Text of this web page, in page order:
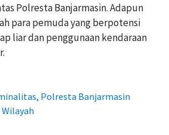
Polresta Banjarmasin. Adapun
para pemuda yang berpotensi
liar dan penggunaan kendaraan
Polresta Banjarmasin